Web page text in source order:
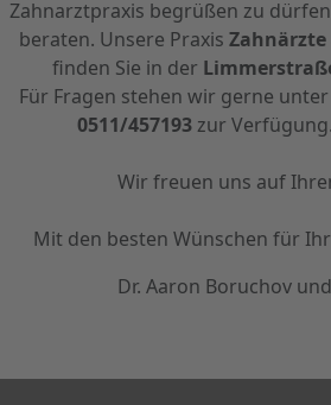
Zahnarztpraxis begrüßen zu
beraten. Unsere Praxis
finden Sie in der
Für Fragen stehen wir gerne
0511/457193zur
Wir freuen uns auf
Mit den besten Wünschen für
Dr. Aaron Boruchov